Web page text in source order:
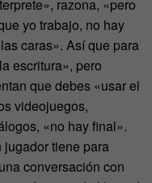
razona, «pero
yo trabajo, no hay
caras». Así que para
escritura», pero
que debes «usar el
videojuegos,
«no hay final».
tiene para
conversación con